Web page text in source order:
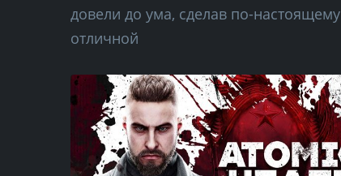
довели до ума, сделав по-настоящему
отличной